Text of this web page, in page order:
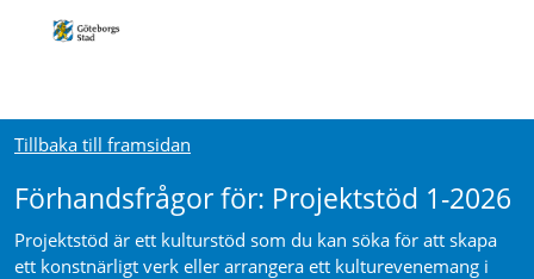
Tillbaka till framsidan
Förhandsfrågor för: Projektstöd 1-2026
Projektstöd är ett kulturstöd som du kan söka för att skapa
ett konstnärligt verk eller arrangera ett kulturevenemang i